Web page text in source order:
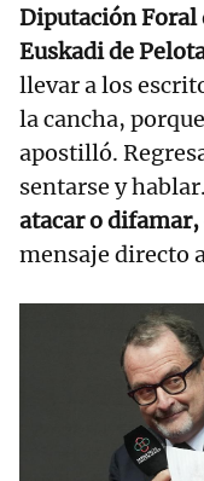
Diputación Foral
Euskadi de
llevar a los
la cancha,
apostilló.
sentarse y hablar.
atacar o
mensaje directo